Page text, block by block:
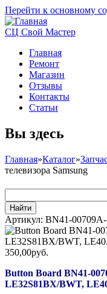
Перейти к основному
СЦ Свой Мастер
Главная
Ремонт
Магазин
Отзывы
Контакты
Статьи
Вы здесь
Главная»Каталог»
телевизора Samsung
Артикул: BN41-
350,00руб.
Button Board BN41-
LE32S81BX/BWT,